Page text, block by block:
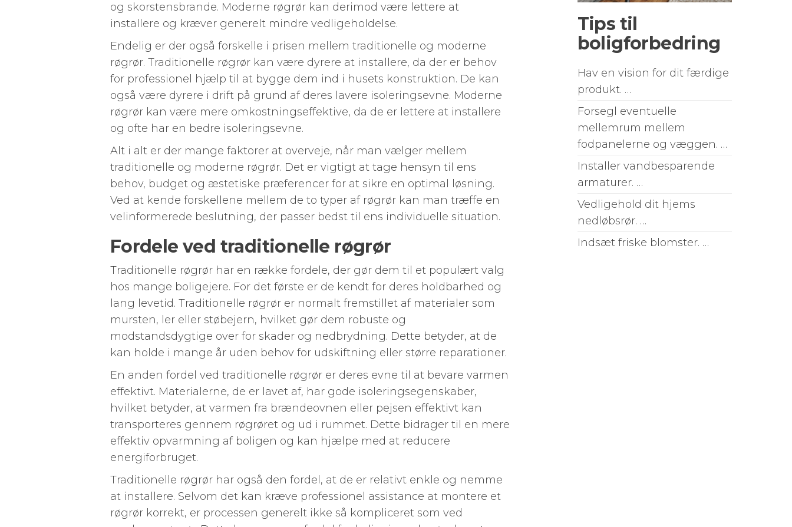
og skorstensbrande. Moderne røgrør kan derimod være lettere at
installere og kræver generelt mindre vedligeholdelse.
Endelig er der også forskelle i prisen mellem traditionelle og moderne
røgrør. Traditionelle røgrør kan være dyrere at installere, da der er behov
for professionel hjælp til at bygge dem ind i husets konstruktion. De kan
også være dyrere i drift på grund af deres lavere isoleringsevne. Moderne
røgrør kan være mere omkostningseffektive, da de er lettere at installere
og ofte har en bedre isoleringsevne.
Alt i alt er der mange faktorer at overveje, når man vælger mellem
traditionelle og moderne røgrør. Det er vigtigt at tage hensyn til ens
behov, budget og æstetiske præferencer for at sikre en optimal løsning.
Ved at kende forskellene mellem de to typer af røgrør kan man træffe en
velinformerede beslutning, der passer bedst til ens individuelle situation.
Fordele ved traditionelle røgrør
Traditionelle røgrør har en række fordele, der gør dem til et populært valg
hos mange boligejere. For det første er de kendt for deres holdbarhed og
lang levetid. Traditionelle røgrør er normalt fremstillet af materialer som
mursten, ler eller støbejern, hvilket gør dem robuste og
modstandsdygtige over for skader og nedbrydning. Dette betyder, at de
kan holde i mange år uden behov for udskiftning eller større reparationer.
En anden fordel ved traditionelle røgrør er deres evne til at bevare varmen
effektivt. Materialerne, de er lavet af, har gode isoleringsegenskaber,
hvilket betyder, at varmen fra brændeovnen eller pejsen effektivt kan
transporteres gennem røgrøret og ud i rummet. Dette bidrager til en mere
effektiv opvarmning af boligen og kan hjælpe med at reducere
energiforbruget.
Traditionelle røgrør har også den fordel, at de er relativt enkle og nemme
at installere. Selvom det kan kræve professionel assistance at montere et
røgrør korrekt, er processen generelt ikke så kompliceret som ved
Tips til
boligforbedring
Hav en vision for dit færdige
produkt. …
Forsegl eventuelle
mellemrum mellem
fodpanelerne og væggen. …
Installer vandbesparende
armaturer. …
Vedligehold dit hjems
nedløbsrør. …
Indsæt friske blomster. …